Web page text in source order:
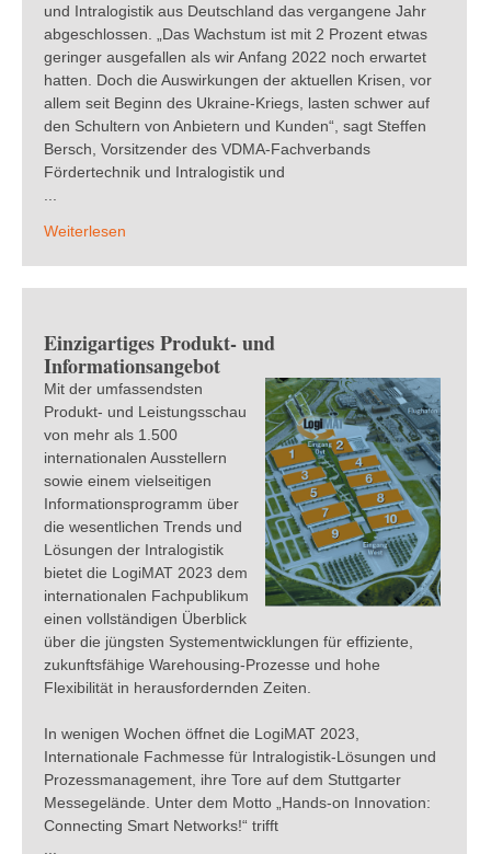
und Intralogistik aus Deutschland das vergangene Jahr
abgeschlossen. „Das Wachstum ist mit 2 Prozent etwas
geringer ausgefallen als wir Anfang 2022 noch erwartet
hatten. Doch die Auswirkungen der aktuellen Krisen, vor
allem seit Beginn des Ukraine-Kriegs, lasten schwer auf
den Schultern von Anbietern und Kunden“, sagt Steffen
Bersch, Vorsitzender des VDMA-Fachverbands
Fördertechnik und Intralogistik und
Weiterlesen
Einzigartiges Produkt- und
Informationsangebot
Mit der umfassendsten
Produkt- und Leistungsschau
von mehr als 1.500
internationalen Ausstellern
sowie einem vielseitigen
Informationsprogramm über
die wesentlichen Trends und
Lösungen der Intralogistik
bietet die LogiMAT 2023 dem
internationalen Fachpublikum
einen vollständigen Überblick
über die jüngsten Systementwicklungen für effiziente,
zukunftsfähige Warehousing-Prozesse und hohe
Flexibilität in herausfordernden Zeiten.
In wenigen Wochen öffnet die LogiMAT 2023,
Internationale Fachmesse für Intralogistik-Lösungen und
Prozessmanagement, ihre Tore auf dem Stuttgarter
Messegelände. Unter dem Motto „Hands-on Innovation:
Connecting Smart Networks!“ trifft